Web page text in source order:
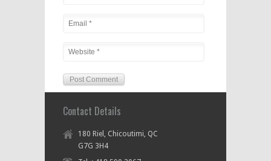
Contact Details
180 Riel, Chicoutimi, QC
G7G 3H4